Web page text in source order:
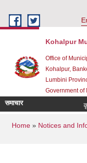
Kohalpur
Office of
Kohalpur,
Lumbini
Government of
समाचार कृषि
You are
Home» Notices and